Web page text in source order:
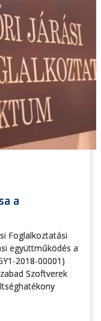
a
Foglalkoztatási
együttműködés a
2018-00001)
Szoftverek